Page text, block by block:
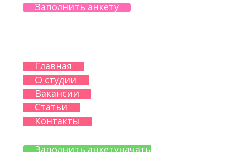
Заполнить анкету
Главная
О студии
Вакансии
Статьи
Контакты